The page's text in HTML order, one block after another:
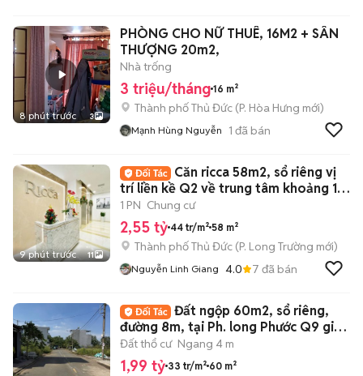
8 phút trước 3
PHÒNG CHO NỮ THUÊ, 16M2 + SÂN
THƯỢNG 20m2,
Nhà trống
3 triệu/tháng 16 m²
Thành phố Thủ Đức (P. Hòa Hưng mới)
Mạnh Hùng Nguyễn 1 đã bán
9 phút trước 11
Căn ricca 58m2, sổ riêng vị
trí liền kề Q2 về trung tâm khoảng 15
phút
1 PN Chung cư
2,55 tỷ 44 tr/m² 58 m²
Thành phố Thủ Đức (P. Long Trường mới)
Nguyễn Linh Giang 4.0 7 đã bán
Đất ngộp 60m2, sổ riêng,
đường 8m, tại Ph. long Phước Q9 giá 1
tỷ 990
Đất thổ cư Ngang 4 m
1,99 tỷ 33 tr/m² 60 m²